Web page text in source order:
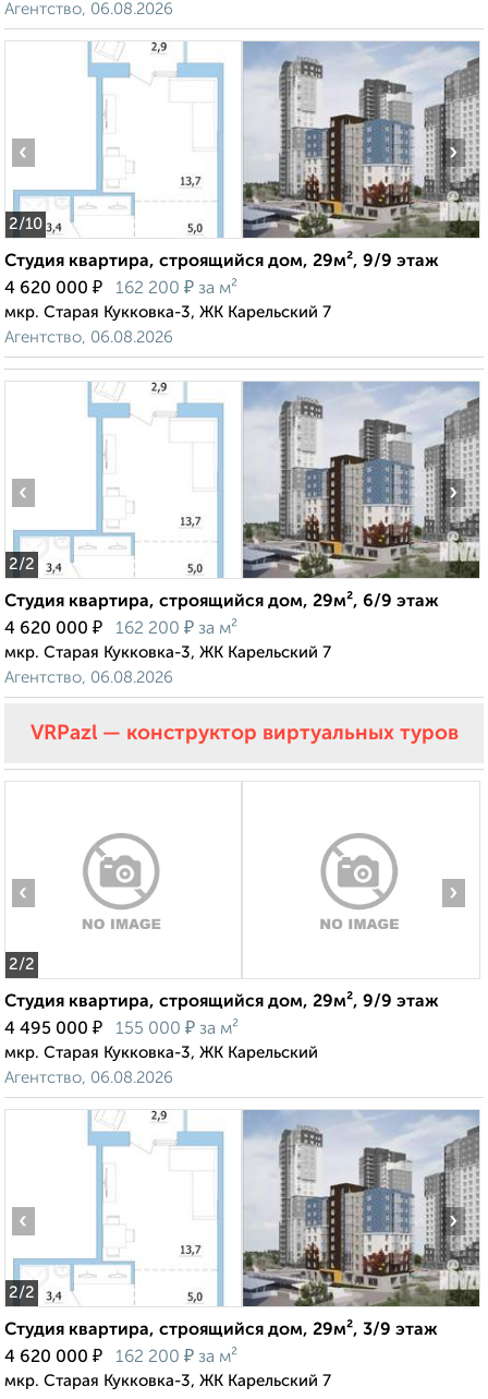
Агентство, 06.08.2026
2/10
‹ ›
Студия квартира, строящийся дом, 29м², 9/9 этаж
4 620 000 ₽ 162 200 ₽ за м²
мкр. Старая Кукковка-3, ЖК Карельский 7
Агентство, 06.08.2026
2/2
‹ ›
Студия квартира, строящийся дом, 29м², 6/9 этаж
4 620 000 ₽ 162 200 ₽ за м²
мкр. Старая Кукковка-3, ЖК Карельский 7
Агентство, 06.08.2026
VRPazl — конструктор виртуальных туров
2/2
‹ ›
Студия квартира, строящийся дом, 29м², 9/9 этаж
4 495 000 ₽ 155 000 ₽ за м²
мкр. Старая Кукковка-3, ЖК Карельский
Агентство, 06.08.2026
2/2
‹ ›
Студия квартира, строящийся дом, 29м², 3/9 этаж
4 620 000 ₽ 162 200 ₽ за м²
мкр. Старая Кукковка-3, ЖК Карельский 7